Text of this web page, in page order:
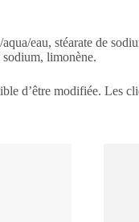
eau, stéarate de
limonène.
d’être modifiée. Les